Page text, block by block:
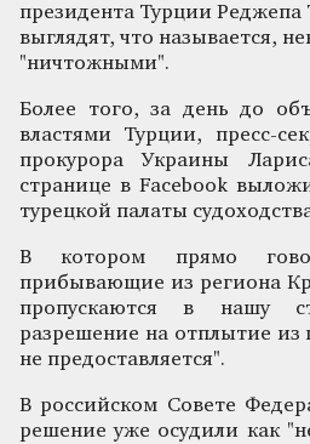
президента Турции Реджепа
выглядят, что называется,
"ничтожными".
Более того, за день до
властями Турции, пресс-
прокурора Украины
странице в Facebook
турецкой палаты
В котором прямо
прибывающие из региона
пропускаются в нашу
разрешение на отплытие из
не предоставляется".
В российском Совете
решение уже осудили как